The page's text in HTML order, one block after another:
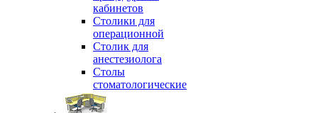
кабинетов
Столики для
операционной
Столик для
анестезиолога
Столы
стоматологические